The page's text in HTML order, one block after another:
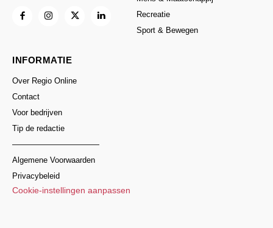
Recreatie
Sport & Bewegen
INFORMATIE
Over Regio Online
Contact
Voor bedrijven
Tip de redactie
———————————
Algemene Voorwaarden
Privacybeleid
Cookie-instellingen aanpassen